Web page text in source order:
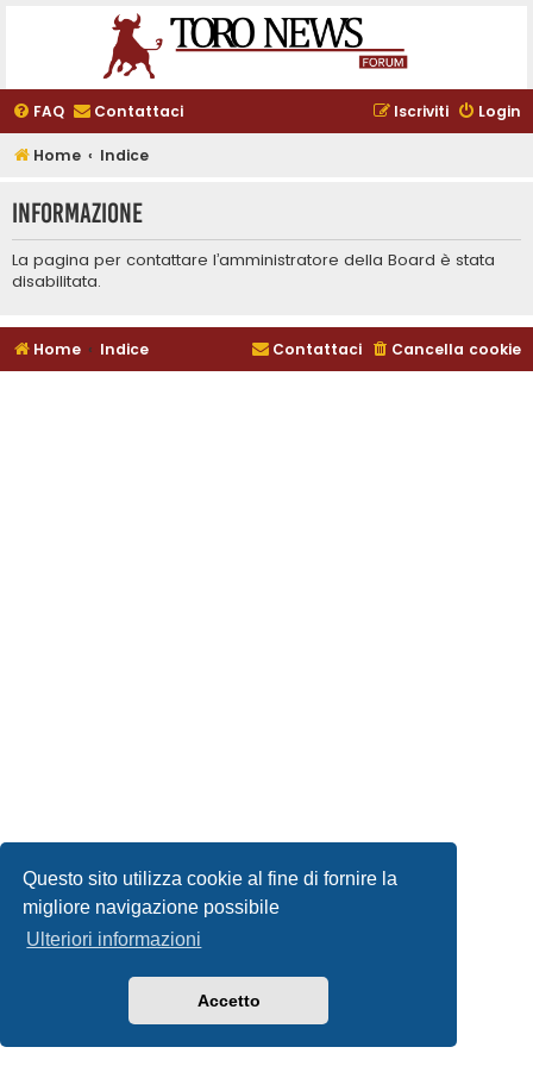
Questo sito utilizza cookie al fine di fornire la
migliore navigazione possibile
Ulteriori informazioni
Accetto
FAQ Contattaci Login
Iscriviti
Home Indice
Informazione
La pagina per contattare l’amministratore della Board è stata
disabilitata.
Home Indice Cancella cookie
Contattaci